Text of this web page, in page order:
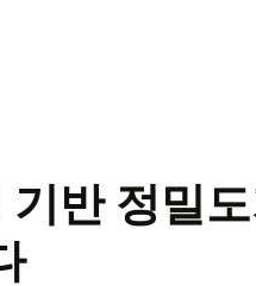
반 정밀